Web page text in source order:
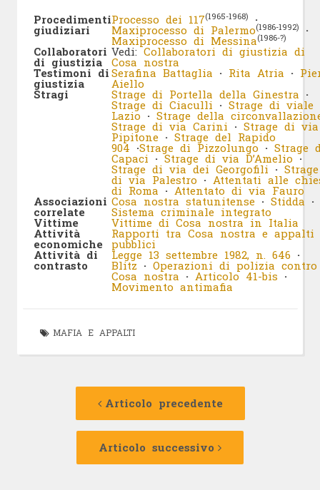
Procedimenti
giudiziari
Processo dei 117(1965-1968) ·
Maxiprocesso di Palermo(1986-1992) ·
Maxiprocesso di Messina(1986-?)
Collaboratori
di giustizia
Vedi:Collaboratori di giustizia di
Cosa nostra
Testimoni di
giustizia
Serafina Battaglia · Rita Atria ·
Aiello
Stragi Strage di Portella della Ginestra ·
Strage di Ciaculli · Strage di viale
Lazio · Strage della
Strage di via Carini · Strage di via
Pipitone· Strage del Rapido
904 ·Strage di Pizzolungo · Strage
Capaci · Strage di via D’Amelio ·
Strage di via dei Georgofili · Strage
di via Palestro · Attentati alle
di Roma · Attentato di via Fauro
Associazioni
correlate
Cosa nostra statunitense· Stidda ·
Sistema criminale integrato
Vittime Vittime di Cosa nostra in Italia
Attività
economiche
Rapporti tra Cosa nostra e appalti
pubblici
Attività di
contrasto
Legge 13 settembre 1982, n. 646·
Blitz · Operazioni di polizia contro
Cosa nostra · Articolo 41-bis ·
Movimento antimafia
MAFIA E APPALTI
Navigazione
Articolo precedente
Articolo
Articolo successivo
Articolo